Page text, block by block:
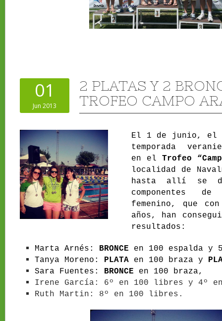
01
Jun 2013
2 PLATAS Y 2
TROFEO CAMPO
El 1 de junio, el
temporada
en el Trofeo
localidad de
hasta allí se
componentes
femenino, que
años, han
resultados:
Marta Arnés: BRONCE en 100 espalda y
Tanya Moreno: PLATA en 100 braza y
Sara Fuentes: BRONCE en 100 braza,
Irene García: 6º en 100 libres y 4º
Ruth Martin: 8º en 100 libres.